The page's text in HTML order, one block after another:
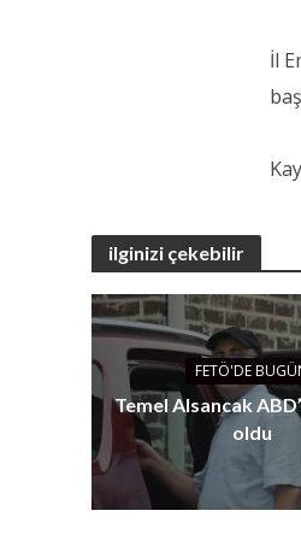
İl
ilginizi çekebilir
FETÖ'DE
Temel Alsancak
oldu